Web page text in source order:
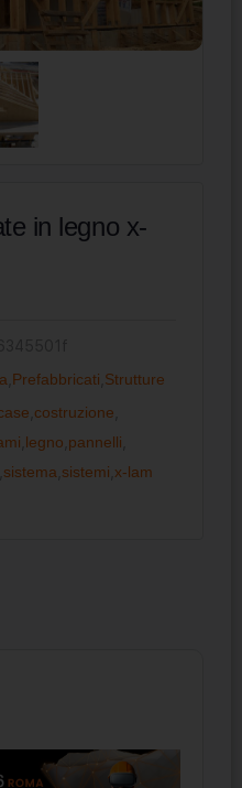
in legno x-
Prefabbricati Strutture
costruzione
legno pannelli
sistema sistemi x-lam